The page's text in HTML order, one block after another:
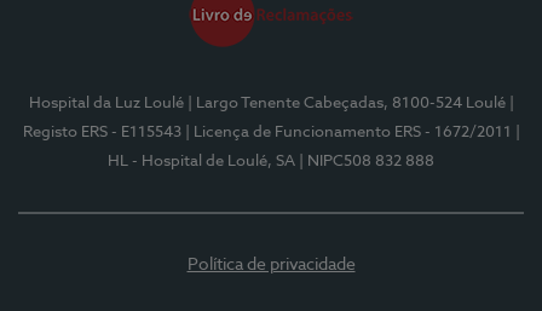
Hospital da Luz Loulé | Largo Tenente Cabeçadas, 8100-524 Loulé
Registo ERS - E115543
| Licença de Funcionamento ERS - 1672/2011
HL - Hospital de Loulé, SA
| NIPC508 832 888
Política de privacidade